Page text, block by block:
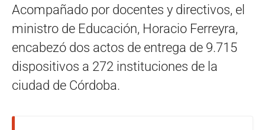
Acompañado por docentes y directivos, el
ministro de Educación, Horacio Ferreyra,
encabezó dos actos de entrega de 9.715
dispositivos a 272 instituciones de la
ciudad de Córdoba.